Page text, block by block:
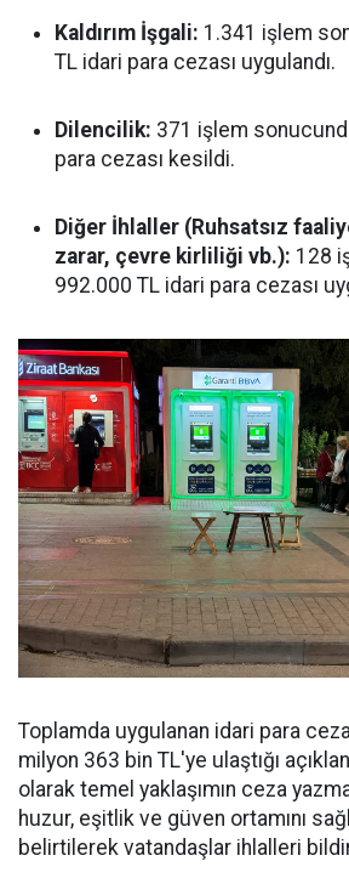
Kaldırım İşgali: 1.341 işlem
TL idari para cezası uygulandı.
Dilencilik: 371 işlem
para cezası kesildi.
Diğer İhlaller (Ruhsatsız
zarar, çevre kirliliği vb.): 128
992.000 TL idari para cezası
Toplamda uygulanan idari para
milyon 363 bin TL'ye ulaştığı
olarak temel yaklaşımın ceza
huzur, eşitlik ve güven ortamını
belirtilerek vatandaşlar ihlalleri